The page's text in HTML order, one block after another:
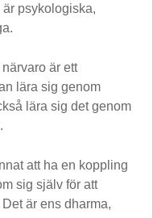
psykologiska,
närvaro är ett
lära sig genom
lära sig det genom
att ha en koppling
sig själv för att
är ens dharma,